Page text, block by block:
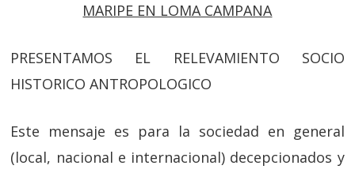
MARIPE EN LOMA CAMPANA
PRESENTAMOS EL RELEVAMIENTO SOCIO
HISTORICO ANTROPOLOGICO
Este mensaje es para la sociedad en general
(local, nacional e internacional) decepcionados y